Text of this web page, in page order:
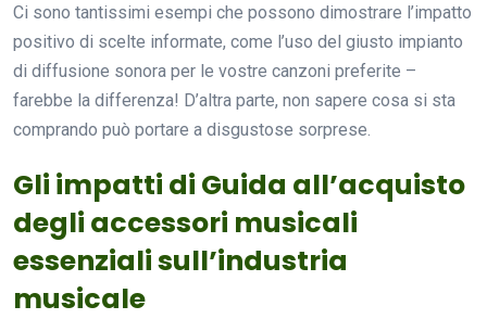
Ci sono tantissimi esempi che possono dimostrare l’impatto
positivo di scelte informate, come l’uso del giusto impianto
di diffusione sonora per le vostre canzoni preferite –
farebbe la differenza! D’altra parte, non sapere cosa si sta
comprando può portare a disgustose sorprese.
Gli impatti di Guida all’acquisto
degli accessori musicali
essenziali sull’industria
musicale